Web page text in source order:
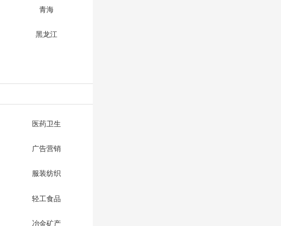
青海
黑龙江
医药卫生
广告营销
服装纺织
轻工食品
冶金矿产